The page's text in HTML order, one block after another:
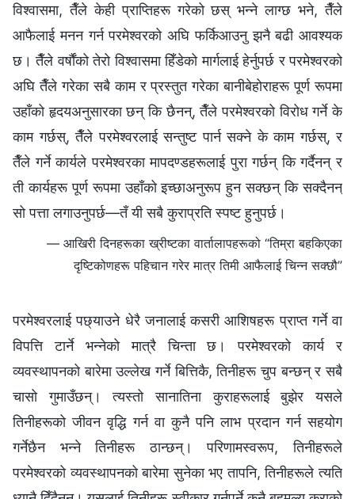
विश्‍वासमा, तैँले केही प्राप्तिहरू गरेको छस् भन्‍ने लाग्छ भने, तैँले
आफैलाई मनन गर्न परमेश्‍वरको अघि फर्किआउनु झनै बढी आवश्यक
छ। तैँले वर्षौंको तेरो विश्‍वासमा हिँडेको मार्गलाई हेर्नुपर्छ र परमेश्‍वरको
अघि तैँले गरेका सबै काम र प्रस्तुत गरेका बानीबेहोराहरू पूर्ण रूपमा
उहाँको हृदयअनुसारका छन् कि छैनन्, तैँले परमेश्‍वरको विरोध गर्ने के
काम गर्छस्, तैँले परमेश्‍वरलाई सन्तुष्ट पार्न सक्‍ने के काम गर्छस्, र
तैँले गर्ने कार्यले परमेश्‍वरका मापदण्डहरूलाई पुरा गर्छन् कि गर्दैनन् र
ती कार्यहरू पूर्ण रूपमा उहाँको इच्‍छाअनुरूप हुन सक्छन् कि सक्दैनन्
सो पत्ता लगाउनुपर्छ—तँ यी सबै कुराप्रति स्पष्ट हुनुपर्छ।
— आखिरी दिनहरूका ख्रीष्टका वार्तालापहरूको “तिम्रा बहकिएका
दृष्टिकोणहरू पहिचान गरेर मात्र तिमी आफैलाई चिन्न सक्छौ”
परमेश्‍वरलाई पछ्याउने धेरै जनालाई कसरी आशिषहरू प्राप्त गर्ने वा
विपत्ति टार्ने भन्‍नेको मात्रै चिन्ता छ। परमेश्‍वरको कार्य र
व्यवस्थापनको बारेमा उल्‍लेख गर्ने बित्तिकै, तिनीहरू चुप बन्छन् र सबै
चासो गुमाउँछन्। त्यस्तो सानातिना कुराहरूलाई बुझेर यसले
तिनीहरूको जीवन वृद्धि गर्न वा कुनै पनि लाभ प्रदान गर्न सहयोग
गर्नेछैन भन्‍ने तिनीहरू ठान्छन्। परिणामस्वरूप, तिनीहरूले
परमेश्‍वरको व्यवस्थापनको बारेमा सुनेका भए तापनि, तिनीहरूले त्यति